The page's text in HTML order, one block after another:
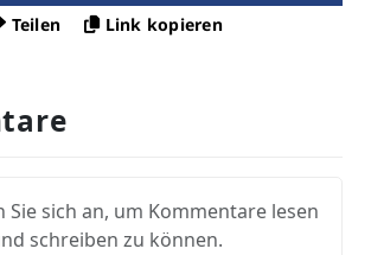
Teilen
Link kopieren
Sie sich an, um Kommentare lesen
schreiben zu können.